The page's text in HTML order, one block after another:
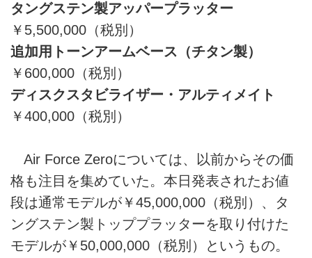
タングステン製アッパープラッター
￥5,500,000（税別）
追加用トーンアームベース（チタン製）
￥600,000（税別）
ディスクスタビライザー・アルティメイト
￥400,000（税別）
Air Force Zeroについては、以前からその価
格も注目を集めていた。本日発表されたお値
段は通常モデルが￥45,000,000（税別）、タ
ングステン製トッププラッターを取り付けた
モデルが￥50,000,000（税別）というもの。